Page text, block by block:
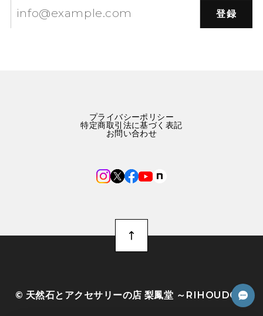
登録
プライバシーポリシー
特定商取引法に基づく表記
お問い合わせ
©︎ 天然石とアクセサリーの店 梨鳳堂 ～RIHOUDO～